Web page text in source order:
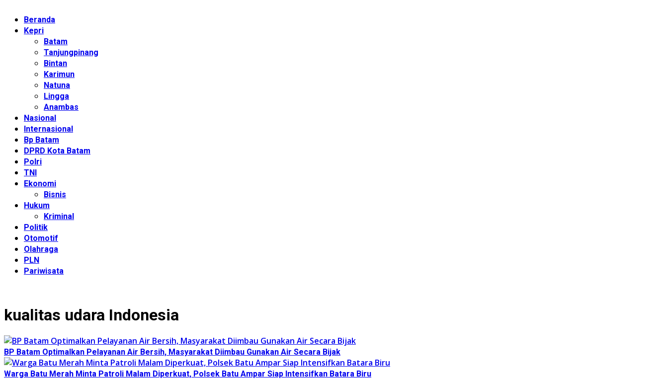
Beranda
Kepri
Batam
Tanjungpinang
Bintan
Karimun
Natuna
Lingga
Anambas
Nasional
Internasional
Bp Batam
DPRD Kota Batam
Polri
TNI
Ekonomi
Bisnis
Hukum
Kriminal
Politik
Otomotif
Olahraga
PLN
Pariwisata
kualitas udara Indonesia
BP Batam Optimalkan Pelayanan Air Bersih, Masyarakat Diimbau Gunakan Air Secara Bijak
Warga Batu Merah Minta Patroli Malam Diperkuat, Polsek Batu Ampar Siap Intensifkan Batara Biru